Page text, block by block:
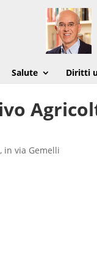
Salute Diritti
in via Gemelli